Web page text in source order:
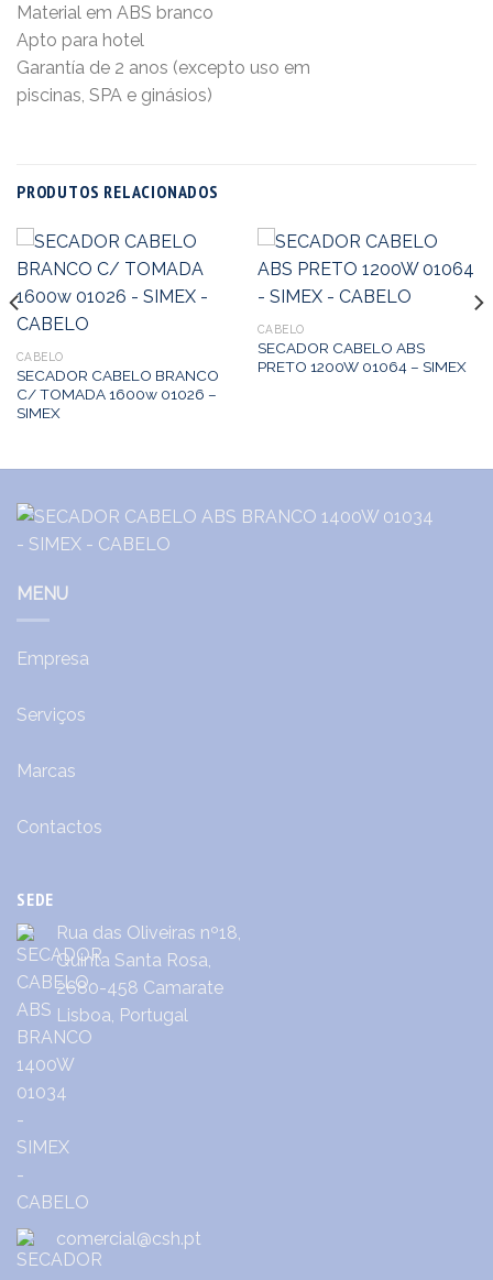
Material em ABS branco
Apto para hotel
Garantía de 2 anos (excepto uso em
piscinas, SPA e ginásios)
PRODUTOS RELACIONADOS
CABELO
SECADOR CABELO BRANCO
C/ TOMADA 1600w 01026 –
SIMEX
CABELO
SECADOR CABELO ABS
PRETO 1200W 01064 – SIMEX
MENU
Empresa
Serviços
Marcas
Contactos
SEDE
Rua das Oliveiras nº18,
Quinta Santa Rosa,
2680-458 Camarate
Lisboa, Portugal
comercial@csh.pt